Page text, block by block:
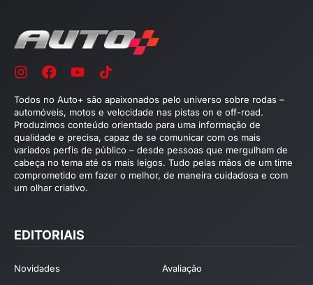
Todos no Auto+ são apaixonados pelo universo sobre rodas –
automóveis, motos e velocidade nas pistas on e off-road.
Produzimos conteúdo orientado para uma informação de
qualidade e precisa, capaz de se comunicar com os mais
variados perfis de público – desde pessoas que mergulham de
cabeça no tema até os mais leigos. Tudo pelas mãos de um time
comprometido em fazer o melhor, de maneira cuidadosa e com
um olhar criativo.
EDITORIAIS
Novidades
Avaliação